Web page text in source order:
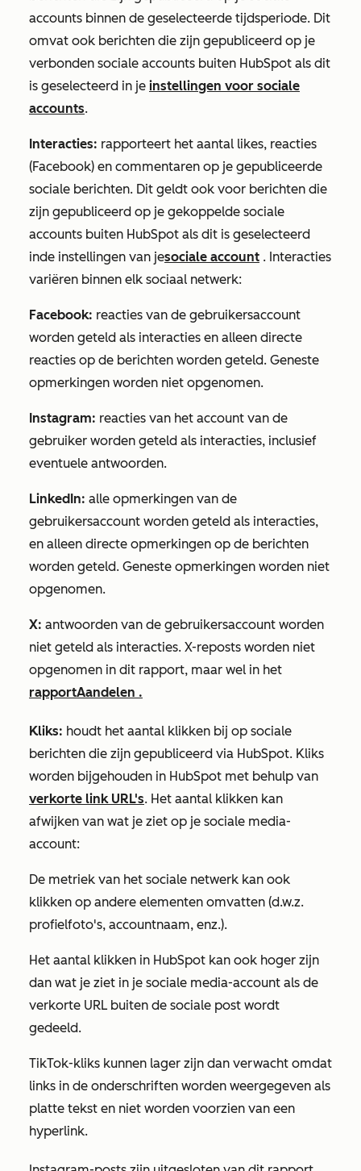
accounts binnen de geselecteerde tijdsperiode. Dit
omvat ook berichten die zijn gepubliceerd op je
verbonden sociale accounts buiten HubSpot als dit
is geselecteerd in je instellingen voor sociale
accounts.
Interacties: rapporteert het aantal likes, reacties
(Facebook) en commentaren op je gepubliceerde
sociale berichten. Dit geldt ook voor berichten die
zijn gepubliceerd op je gekoppelde sociale
accounts buiten HubSpot als dit is geselecteerd
inde instellingen van jesociale account . Interacties
variëren binnen elk sociaal netwerk:
Facebook: reacties van de gebruikersaccount
worden geteld als interacties en alleen directe
reacties op de berichten worden geteld. Geneste
opmerkingen worden niet opgenomen.
Instagram: reacties van het account van de
gebruiker worden geteld als interacties, inclusief
eventuele antwoorden.
LinkedIn: alle opmerkingen van de
gebruikersaccount worden geteld als interacties,
en alleen directe opmerkingen op de berichten
worden geteld. Geneste opmerkingen worden niet
opgenomen.
X: antwoorden van de gebruikersaccount worden
niet geteld als interacties. X-reposts worden niet
opgenomen in dit rapport, maar wel in het
rapportAandelen .
Kliks: houdt het aantal klikken bij op sociale
berichten die zijn gepubliceerd via HubSpot. Kliks
worden bijgehouden in HubSpot met behulp van
verkorte link URL's. Het aantal klikken kan
afwijken van wat je ziet op je sociale media-
account:
De metriek van het sociale netwerk kan ook
klikken op andere elementen omvatten (d.w.z.
profielfoto's, accountnaam, enz.).
Het aantal klikken in HubSpot kan ook hoger zijn
dan wat je ziet in je sociale media-account als de
verkorte URL buiten de sociale post wordt
gedeeld.
TikTok-kliks kunnen lager zijn dan verwacht omdat
links in de onderschriften worden weergegeven als
platte tekst en niet worden voorzien van een
hyperlink.